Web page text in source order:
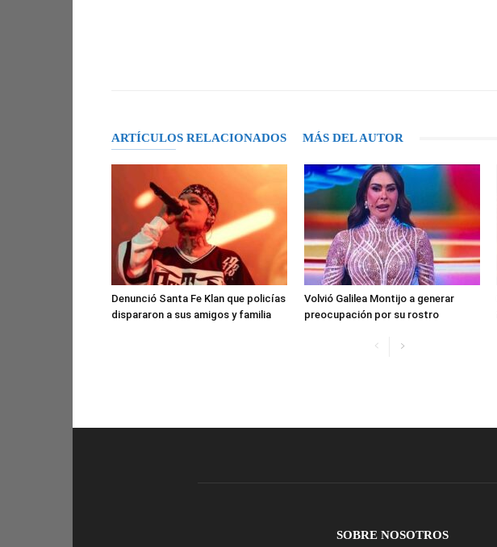
ARTÍCULOS RELACIONADOS MÁS DEL AUTOR
Denunció Santa Fe Klan que policías
dispararon a sus amigos y familia
Volvió Galilea Montijo a generar
preocupación por su rostro
SOBRE NOSOTROS